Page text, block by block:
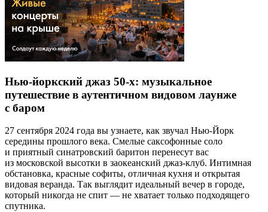
Нью-йоркский джаз 50-х: музыкальное
путешествие в аутентичном видовом лаунже
с баром
27 сентября 2024 года вы узнаете, как звучал Нью-Йорк
середины прошлого века. Смелые саксофонные соло
и приятный синатровский баритон перенесут вас
из московской высотки в заокеанский джаз-клуб. Интимная
обстановка, красные софиты, отличная кухня и открытая
видовая веранда. Так выглядит идеальный вечер в городе,
который никогда не спит — не хватает только подходящего
спутника.